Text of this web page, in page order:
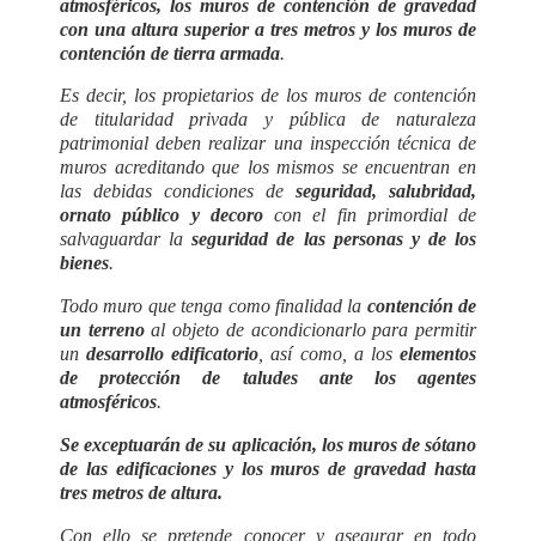
atmosféricos, los muros de contención de gravedad
con una altura superior a tres metros y los muros de
contención de tierra armada.
Es decir, los propietarios de los muros de contención
de titularidad privada y pública de naturaleza
patrimonial deben realizar una inspección técnica de
muros acreditando que los mismos se encuentran en
las debidas condiciones de seguridad, salubridad,
ornato público y decorocon el fin primordial de
salvaguardar laseguridad de las personas y de los
bienes.
Todo muro que tenga como finalidad la contención de
un terrenoal objeto de acondicionarlo para permitir
undesarrollo edificatorio , así como, a loselementos
de protección de taludes ante los agentes
atmosféricos.
Se exceptuarán de su aplicación, los muros de sótano
de las edificaciones y los muros de gravedad hasta
tres metros de altura.
Con ello se pretende conocer y asegurar en todo